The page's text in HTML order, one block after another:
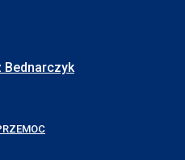
Bednarczyk